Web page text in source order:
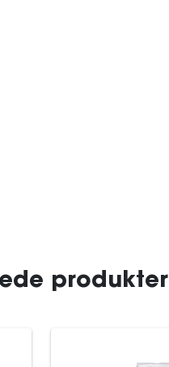
produkter